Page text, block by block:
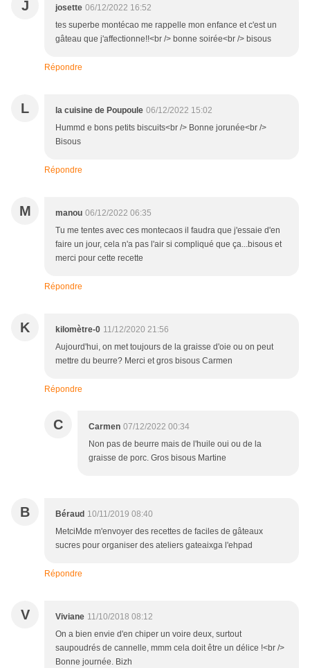
J josette 06/12/2022 16:52
tes superbe montécao me rappelle mon enfance et c'est un
gâteau que j'affectionne!!<br /> bonne soirée<br /> bisous
Répondre
L la cuisine de Poupoule 06/12/2022 15:02
Hummd e bons petits biscuits<br /> Bonne jorunée<br />
Bisous
Répondre
M manou 06/12/2022 06:35
Tu me tentes avec ces montecaos il faudra que j'essaie d'en
faire un jour, cela n'a pas l'air si compliqué que ça...bisous et
merci pour cette recette
Répondre
K kilomètre-0 11/12/2020 21:56
Aujourd'hui, on met toujours de la graisse d'oie ou on peut
mettre du beurre? Merci et gros bisous Carmen
Répondre
C Carmen 07/12/2022 00:34
Non pas de beurre mais de l'huile oui ou de la
graisse de porc. Gros bisous Martine
B Béraud 10/11/2019 08:40
MetciMde m'envoyer des recettes de faciles de gâteaux
sucres pour organiser des ateliers gateaixga l'ehpad
Répondre
V Viviane 11/10/2018 08:12
On a bien envie d'en chiper un voire deux, surtout
saupoudrés de cannelle, mmm cela doit être un délice !<br />
Bonne journée. Bizh